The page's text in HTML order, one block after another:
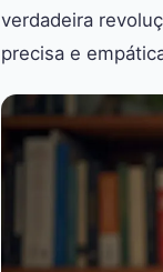
verdadeira
precisa e